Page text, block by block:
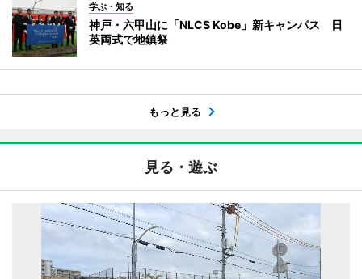
学ぶ・知る
神戸・六甲山に「NLCS Kobe」新キャンパス 日
英両式で地鎮祭
もっと見る
見る・遊ぶ